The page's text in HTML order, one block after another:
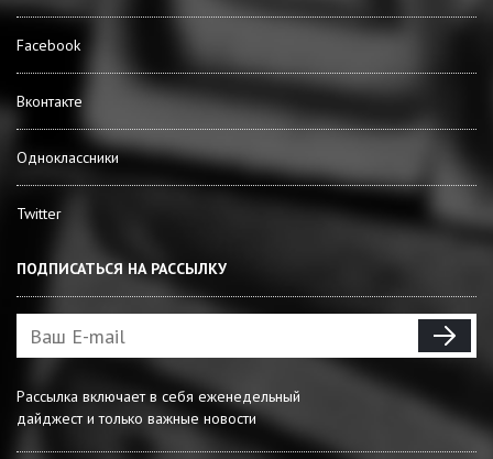
Facebook
Вконтакте
Одноклассники
Twitter
ПОДПИСАТЬСЯ НА РАССЫЛКУ
Рассылка включает в себя еженедельный
дайджест и только важные новости